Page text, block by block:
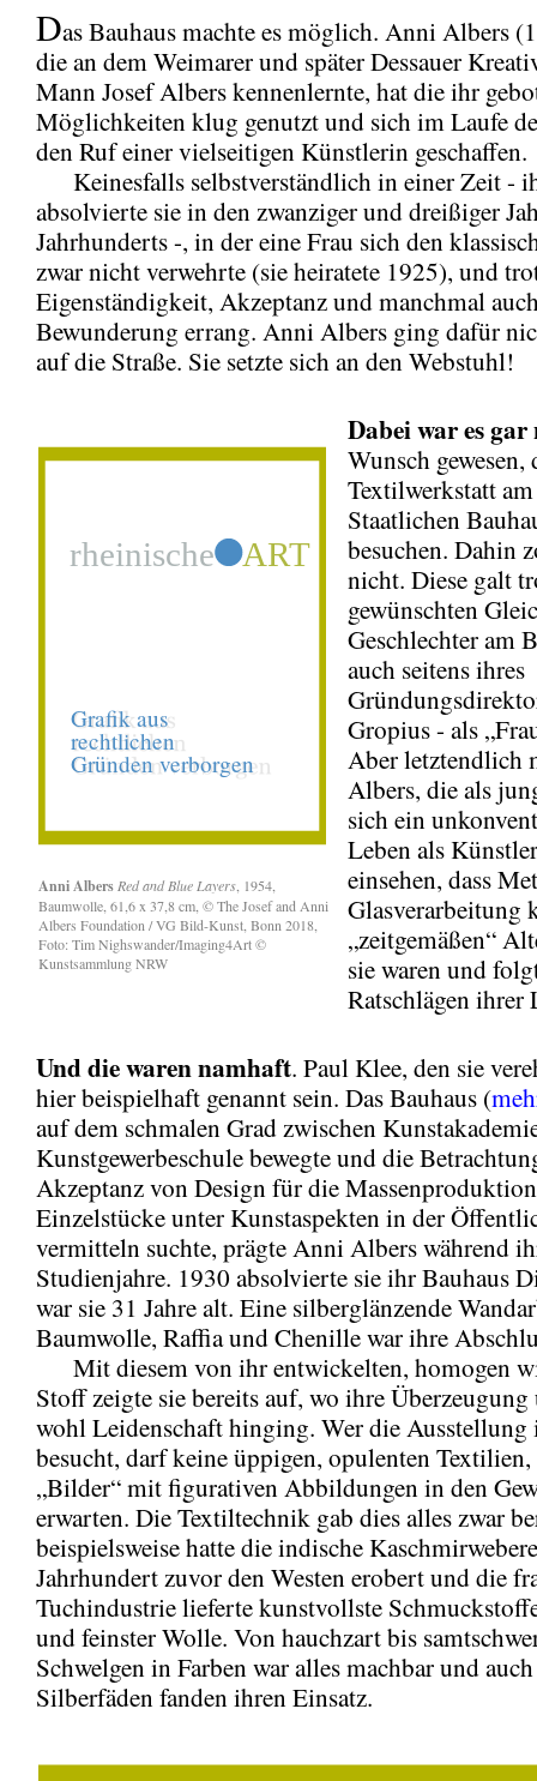
Das Bauhaus machte es möglich. Anni Albers
die an dem Weimarer und später Dessauer
Mann Josef Albers kennenlernte, hat die ihr
Möglichkeiten klug genutzt und sich im Laufe
den Ruf einer vielseitigen Künstlerin geschaffen.
Keinesfalls selbstverständlich in einer Zeit -
absolvierte sie in den zwanziger und dreißiger
Jahrhunderts -, in der eine Frau sich den
zwar nicht verwehrte (sie heiratete 1925), und
Eigenständigkeit, Akzeptanz und manchmal
Bewunderung errang. Anni Albers ging dafür
auf die Straße. Sie setzte sich an den Webstuhl!
Anni Albers Red and Blue Layers , 1954,
Baumwolle, 61,6 x 37,8 cm, © The Josef and Anni
Albers Foundation / VG Bild-Kunst, Bonn 2018,
Foto: Tim Nighswander/Imaging4Art ©
Kunstsammlung NRW
Dabei war es
Wunsch gewesen,
Textilwerkstatt
Staatlichen
besuchen. Dahin
nicht. Diese galt
gewünschten
Geschlechter am
auch seitens ihres
Gropius - als
Aber letztendlich
Albers, die als
sich ein
Leben als
einsehen, dass
Glasverarbeitung
„zeitgemäßen“
sie waren und
Ratschlägen ihrer
Und die waren namhaft. Paul Klee, den sie
hier beispielhaft genannt sein. Das Bauhaus (
auf dem schmalen Grad zwischen
Kunstgewerbeschule bewegte und die
Akzeptanz von Design für die
Einzelstücke unter Kunstaspekten in der
vermitteln suchte, prägte Anni Albers während
Studienjahre. 1930 absolvierte sie ihr Bauhaus
war sie 31 Jahre alt. Eine silberglänzende
Baumwolle, Raffia und Chenille war ihre
Mit diesem von ihr entwickelten, homogen
Stoff zeigte sie bereits auf, wo ihre Überzeugung
wohl Leidenschaft hinging. Wer die
besucht, darf keine üppigen, opulenten
„Bilder“ mit figurativen Abbildungen in den
erwarten. Die Textiltechnik gab dies alles zwar
beispielsweise hatte die indische
Jahrhundert zuvor den Westen erobert und die
Tuchindustrie lieferte kunstvollste
und feinster Wolle. Von hauchzart bis
Schwelgen in Farben war alles machbar und
Silberfäden fanden ihren Einsatz.